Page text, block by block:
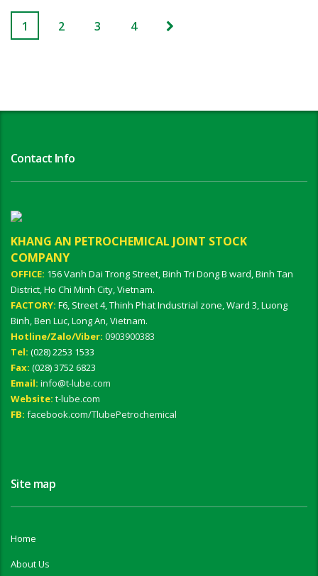
1 2 3 4
Contact Info
KHANG AN PETROCHEMICAL JOINT STOCK
COMPANY
OFFICE: 156 Vanh Dai Trong Street, Binh Tri Dong B ward, Binh Tan
District, Ho Chi Minh City, Vietnam.
FACTORY: F6, Street 4, Thinh Phat Industrial zone, Ward 3, Luong
Binh, Ben Luc, Long An, Vietnam.
Hotline/Zalo/Viber: 0903900383
Tel: (028) 2253 1533
Fax: (028) 3752 6823
Email: info@t-lube.com
Website: t-lube.com
FB: facebook.com/TlubePetrochemical
Site map
Home
About Us